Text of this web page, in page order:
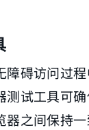
障碍访问过
测试工具可
器之间保持